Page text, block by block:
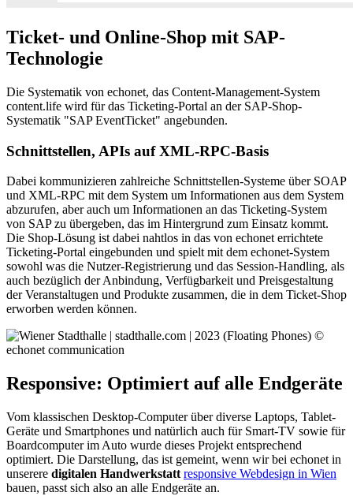
Ticket- und Online-Shop mit SAP-
Technologie
Die Systematik von echonet, das Content-Management-System
content.life wird für das Ticketing-Portal an der SAP-Shop-
Systematik "SAP EventTicket" angebunden.
Schnittstellen, APIs auf XML-RPC-Basis
Dabei kommunizieren zahlreiche Schnittstellen-Systeme über SOAP
und XML-RPC mit dem System um Informationen aus dem System
abzurufen, aber auch um Informationen an das Ticketing-System
von SAP zu übergeben, das im Hintergrund zum Einsatz kommt.
Die Shop-Lösung ist dabei nahtlos in das von echonet errichtete
Ticketing-Portal eingebunden und spielt mit dem echonet-System
sowohl was die Nutzer-Registrierung und das Session-Handling, als
auch bezüglich der Anbindung, Verfügbarkeit und Preisgestaltung
der Veranstaltugen und Produkte zusammen, die in dem Ticket-Shop
erworben werden können.
Responsive: Optimiert auf alle Endgeräte
Vom klassischen Desktop-Computer über diverse Laptops, Tablet-
Geräte und Smartphones und natürlich auch für Smart-TV sowie für
Boardcomputer im Auto wurde dieses Projekt entsprechend
optimiert. Die Darstellung, das ist gemeint, wenn wir bei echonet in
unserere digitalen Handwerkstatt responsive Webdesign in Wien
bauen, passt sich also an alle Endgeräte an.